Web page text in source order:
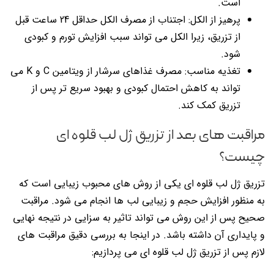
پرهیز از الکل: اجتناب از مصرف الکل حداقل 24 ساعت قبل
از تزریق، زیرا الکل می تواند سبب افزایش تورم و کبودی
شود.
تغذیه مناسب: مصرف غذاهای سرشار از ویتامین C و K می
تواند به کاهش احتمال کبودی و بهبود سریع تر پس از
تزریق کمک کند.
مراقبت های بعد از تزریق ژل لب قلوه ای
چیست؟
تزریق ژل لب قلوه ای یکی از روش های محبوب زیبایی است که
به منظور افزایش حجم و زیبایی لب ها انجام می شود. مراقبت
صحیح پس از این روش می تواند تاثیر به سزایی در نتیجه نهایی
و پایداری آن داشته باشد. در اینجا به بررسی دقیق مراقبت های
لازم پس از تزریق ژل لب قلوه ای می پردازیم: